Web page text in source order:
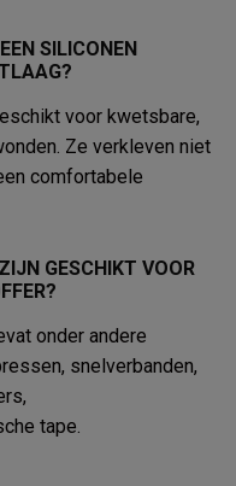
SILICONEN
voor kwetsbare,
Ze verkleven niet
comfortabele
GESCHIKT VOOR
onder andere
snelverbanden,
tape.